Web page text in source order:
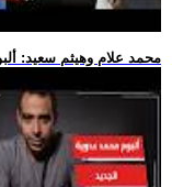
.. محمد علام وهيثم سعيد: